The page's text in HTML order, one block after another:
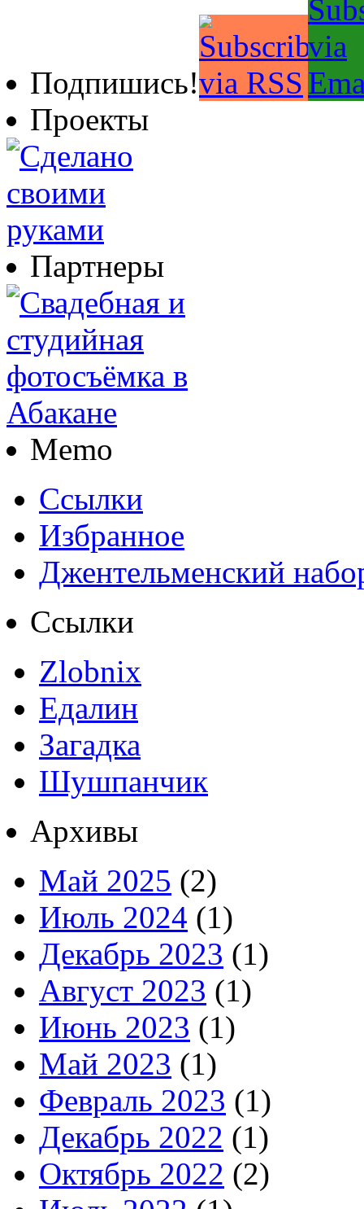
Подпишись!
Проекты
Партнеры
Memo
Ссылки
Избранное
Джентельменский
Ссылки
Zlobnix
Едалин
Загадка
Шушпанчик
Архивы
Май 2025 (2)
Июль 2024 (1)
Декабрь 2023 (1)
Август 2023 (1)
Июнь 2023 (1)
Май 2023 (1)
Февраль 2023 (1)
Декабрь 2022 (1)
Октябрь 2022 (2)